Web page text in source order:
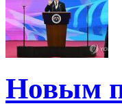
Новым